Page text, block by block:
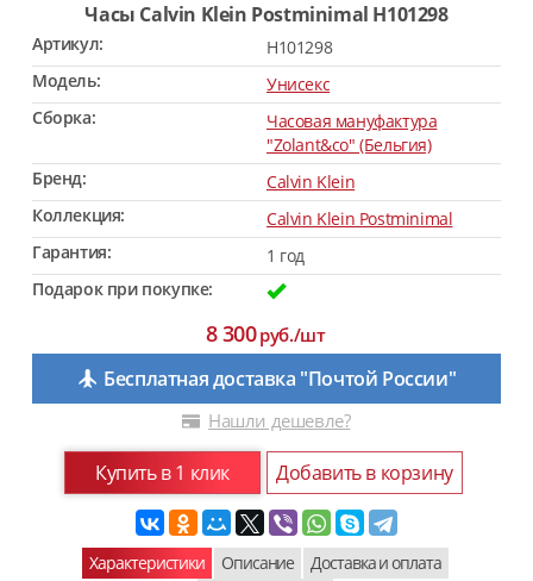
Часы Calvin Klein Postminimal H101298
Артикул:
H101298
Модель:
Унисекс
Сборка:
Часовая мануфактура
"Zolant&co" (Бельгия)
Бренд:
Calvin Klein
Коллекция:
Calvin Klein Postminimal
Гарантия:
1 год
Подарок при покупке:
8 300руб./шт
Бесплатная доставка "Почтой России"
Нашли дешевле?
Купить в 1 клик Добавить в корзину
Характеристики Описание
Доставка и оплата